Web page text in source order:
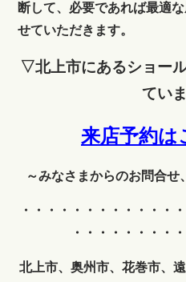
断して、必要であれば最適
せていただきます。
▽北上市にあるショー
てい
来店予約は
～みなさまからのお問合せ
・・・・・・・・・・・・
・・・・・・・・
北上市、奥州市、花巻市、